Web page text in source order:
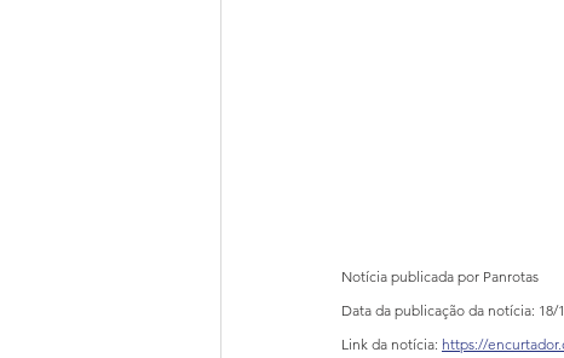
Notícia publicada por Panrotas
Data da publicação da notícia: 18/
Link da notícia: https://